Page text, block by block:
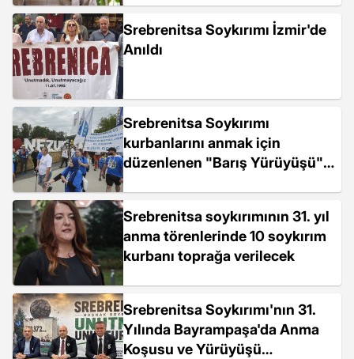
Srebrenitsa Soykırımı İzmir'de
Anıldı
Srebrenitsa Soykırımı
kurbanlarını anmak için
düzenlenen "Barış Yürüyüşü"
Srebrenitsa soykırımının 31. yıl
anma törenlerinde 10 soykırım
kurbanı toprağa verilecek
Srebrenitsa Soykırımı'nın 31.
Yılında Bayrampaşa'da Anma
Koşusu ve Yürüyüşü